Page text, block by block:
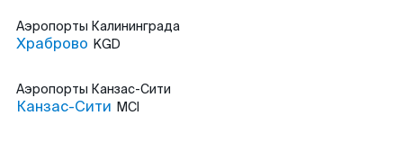
Аэропорты Калининграда
Храброво KGD
Аэропорты Канзас-Сити
Канзас-Сити MCI